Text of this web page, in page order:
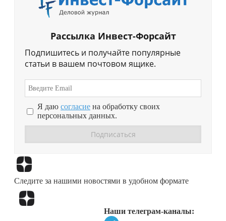
Рассылка Инвест-Форсайт
Подпишитесь и получайте популярные
статьи в вашем почтовом ящике.
Я даю согласие на обработку своих
персональных данных.
Следите за нашими новостями в удобном формате
Наши телеграм-каналы: